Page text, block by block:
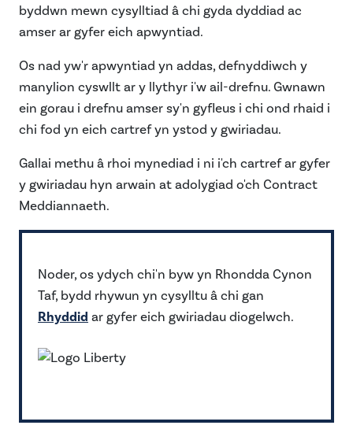
byddwn mewn cysylltiad â chi gyda dyddiad ac
amser ar gyfer eich apwyntiad.
Os nad yw'r apwyntiad yn addas, defnyddiwch y
manylion cyswllt ar y llythyr i'w ail-drefnu. Gwnawn
ein gorau i drefnu amser sy'n gyfleus i chi ond rhaid i
chi fod yn eich cartref yn ystod y gwiriadau.
Gallai methu â rhoi mynediad i ni i'ch cartref ar gyfer
y gwiriadau hyn arwain at adolygiad o'ch Contract
Meddiannaeth.
Noder, os ydych chi'n byw yn Rhondda Cynon
Taf, bydd rhywun yn cysylltu â chi gan
Rhyddid ar gyfer eich gwiriadau diogelwch.